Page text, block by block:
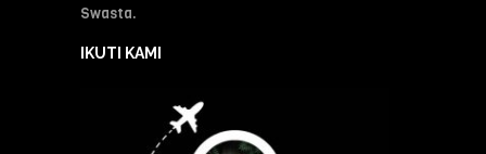
Swasta.
IKUTI KAMI